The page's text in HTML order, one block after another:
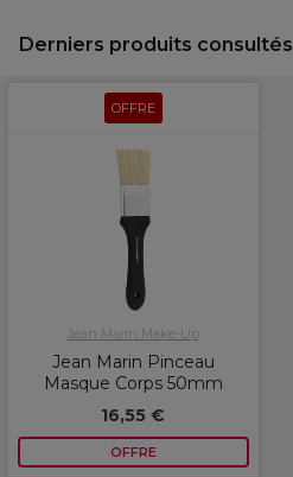
Derniers produits consultés
OFFRE
Jean Marin Make-Up
Jean Marin Pinceau
Masque Corps 50mm
16,55 €
OFFRE